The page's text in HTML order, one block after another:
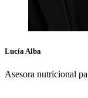
LucíaAlba
Asesora nutricional